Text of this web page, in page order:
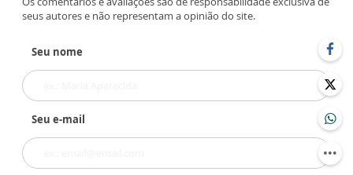
seus autores e não representam a opinião do site.
Seu nome
Seu e-mail